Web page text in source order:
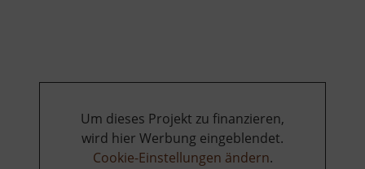
Um dieses Projekt zu finanzieren,
wird hier Werbung eingeblendet.
Cookie-Einstellungen ändern.